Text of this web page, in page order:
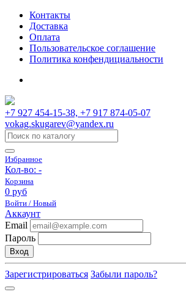
Контакты
Доставка
Оплата
Пользовательское соглашение
Политика конфендициальности
+7 927 454-15-38, +7 917 874-05-07
vokag.skugarev@yandex.ru
Избранное
Кол-во: -
Корзина
0 руб
Войти / Новый
Аккаунт
Email
Пароль
Вход
Зарегистрироваться Забыли пароль?